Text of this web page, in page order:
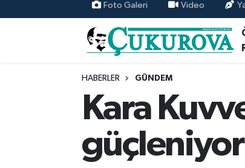
Foto Galeri Video
HABERLER GÜNDEM
Kara
güçleniyor
Mersin Namaz Vakitleri
Mersin Trafik Yoğunluk Haritası
Tüm Manşetler
Son Dakika Haberleri